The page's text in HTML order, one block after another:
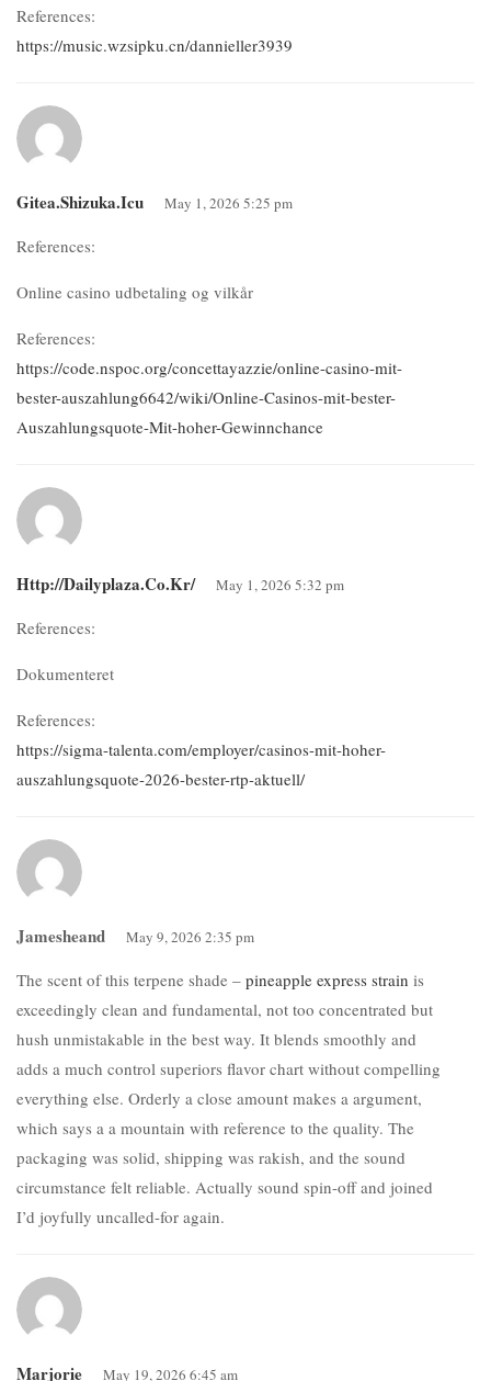
References:
https://music.wzsipku.cn/dannieller3939
Gitea.shizuka.icu May 1, 2026 5:25 pm
References:
Online casino udbetaling og vilkår
References:
https://code.nspoc.org/concettayazzie/online-casino-mit-
bester-auszahlung6642/wiki/Online-Casinos-mit-bester-
Auszahlungsquote-Mit-hoher-Gewinnchance
Http://dailyplaza.co.kr/ May 1, 2026 5:32 pm
References:
Dokumenteret
References:
https://sigma-talenta.com/employer/casinos-mit-hoher-
auszahlungsquote-2026-bester-rtp-aktuell/
Jamesheand May 9, 2026 2:35 pm
The scent of this terpene shade – pineapple express strain is
exceedingly clean and fundamental, not too concentrated but
hush unmistakable in the best way. It blends smoothly and
adds a much control superiors flavor chart without compelling
everything else. Orderly a close amount makes a argument,
which says a a mountain with reference to the quality. The
packaging was solid, shipping was rakish, and the sound
circumstance felt reliable. Actually sound spin-off and joined
I’d joyfully uncalled-for again.
Marjorie May 19, 2026 6:45 am